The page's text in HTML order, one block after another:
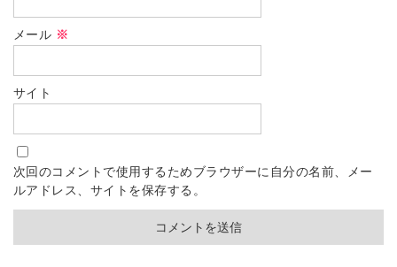
メール ※
サイト
次回のコメントで使用するためブラウザーに自分の名前、メー
ルアドレス、サイトを保存する。